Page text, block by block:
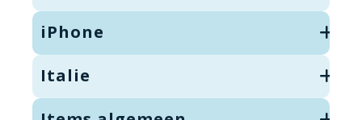
iPhone
Italie